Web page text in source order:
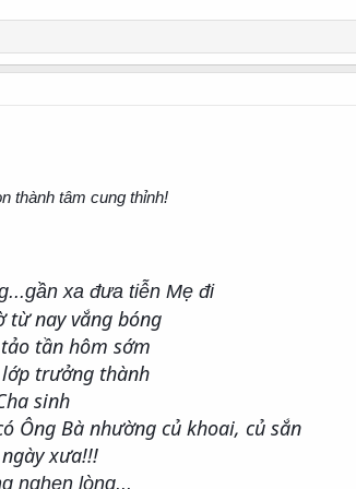
thành tâm cung thỉnh!
xa đưa tiễn Mẹ đi
từ nay vắng bóng
tần hôm sớm
trưởng thành
sinh
Ông Bà nhường củ khoai, củ sắn
xưa!!!
nghẹn lòng...